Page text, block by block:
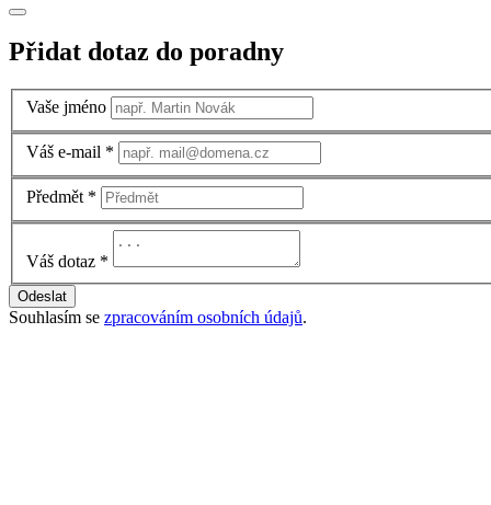
Přidat dotaz do poradny
Vaše jméno
Váš e-mail *
Předmět *
Váš dotaz *
Odeslat
Souhlasím se zpracováním osobních údajů.